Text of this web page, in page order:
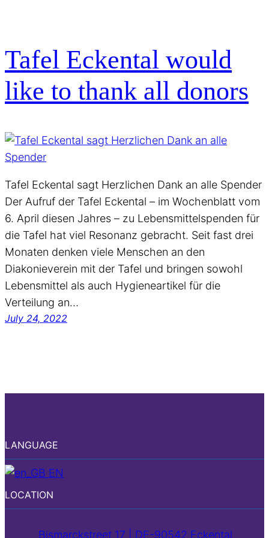
Tafel Eckental would
like to thank all donors
Tafel Eckental sagt Herzlichen Dank an alle Spender
Der Aufruf der Tafel Eckental – im Wochenblatt vom
6. April diesen Jahres – zu Lebensmittelspenden für
die Tafel hat viel Resonanz gebracht. Seit fast drei
Monaten denken viele Menschen an den
Diakonieverein mit der Tafel und bringen sowohl
Lebensmittel als auch Hygieneartikel für die
Verteilung an…
July 24, 2022
LANGUAGE
EN
LOCATION
Bismarckstreet 17 | DE-90542 Eckental